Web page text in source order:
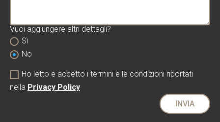
Vuoi aggiungere altri dettagli?
Sì
No
Ho letto e accetto i termini e le condizioni riportati
nella Privacy Policy
INVIA